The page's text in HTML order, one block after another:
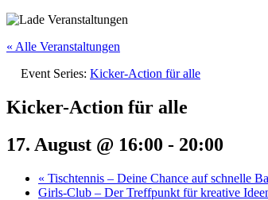
« Alle Veranstaltungen
Event Series: Kicker-Action für alle
Kicker-Action für alle
17. August @ 16:00 - 20:00
« Tischtennis – Deine Chance auf schnelle
Girls-Club – Der Treffpunkt für kreative